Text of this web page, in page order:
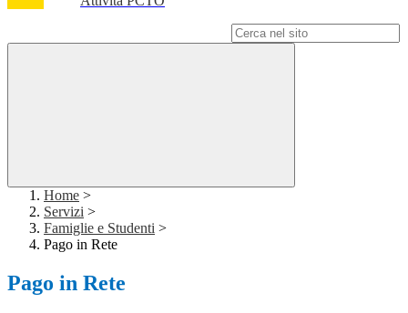
Home >
Servizi >
Famiglie e Studenti >
Pago in Rete
Pago in Rete